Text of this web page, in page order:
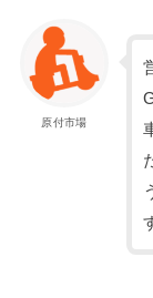
原付市場